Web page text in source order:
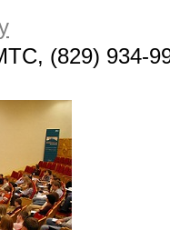
(829) 934-